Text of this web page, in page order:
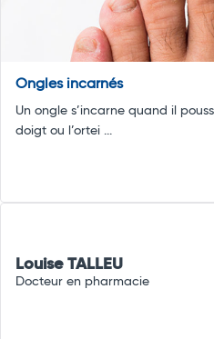
Ongles incarnés
Un ongle s’incarne quand il
doigt ou l’ortei ...
Louise TALLEU
Docteur en pharmacie